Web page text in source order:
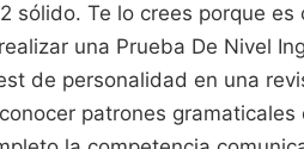
sólido. Te lo crees porque es
una Prueba De Nivel
de personalidad en una
patrones gramaticales